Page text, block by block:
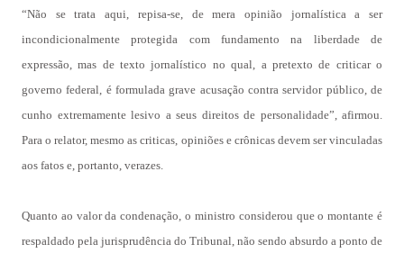
“Não se trata aqui, repisa-se, de mera opinião jornalística a ser
incondicionalmente protegida com fundamento na liberdade de
expressão, mas de texto jornalístico no qual, a pretexto de criticar o
governo federal, é formulada grave acusação contra servidor público, de
cunho extremamente lesivo a seus direitos de personalidade”, afirmou.
Para o relator, mesmo as criticas, opiniões e crônicas devem ser vinculadas
aos fatos e, portanto, verazes.
Quanto ao valor da condenação, o ministro considerou que o montante é
respaldado pela jurisprudência do Tribunal, não sendo absurdo a ponto de